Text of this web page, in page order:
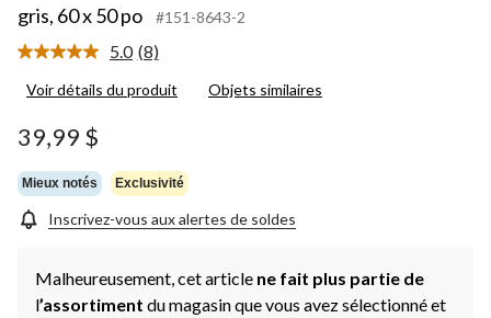
gris, 60 x 50 po
#151-8643-2
5.0 Lire
8
même
page.
(8)
Voir détails du produit Objets similaires
39,99 $
Mieux notés Exclusivité
Inscrivez-vous aux alertes de soldes
Malheureusement, cet article ne fait plus partie de
l’assortiment du magasin que vous avez sélectionné et